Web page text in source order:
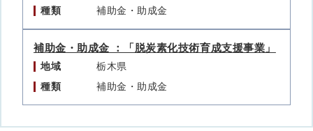
種類 補助金・助成金
補助金・助成金 ：「脱炭素化技術育成支援事業」
地域
栃木県
種類
補助金・助成金